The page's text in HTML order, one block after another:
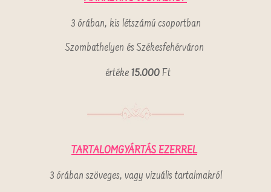
3 órában, kis létszámú csoportban
Szombathelyen és Székesfehérváron
értéke 15.000 Ft
TARTALOMGYÁRTÁS EZERREL
3 órában szöveges, vagy vizuális tartalmakról